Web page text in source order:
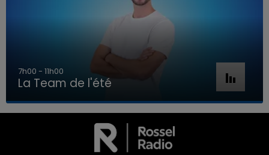
LA TEAM DE L'ÉTÉ
7h00 - 11h00
La Team de l'été